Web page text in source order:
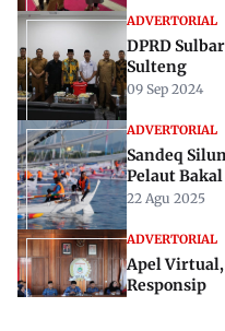
ADVERTORIAL
DPRD
Sulteng
09 Sep 2024
ADVERTORIAL
Sandeq
Pelaut
22 Agu 2025
ADVERTORIAL
Apel
Responsip